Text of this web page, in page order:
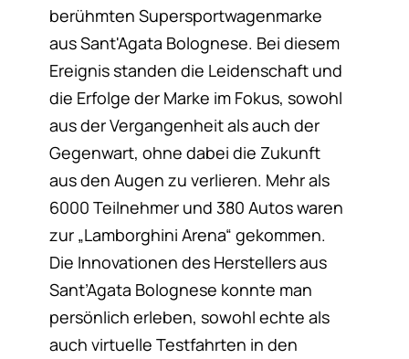
berühmten Supersportwagenmarke
aus Sant'Agata Bolognese. Bei diesem
Ereignis standen die Leidenschaft und
die Erfolge der Marke im Fokus, sowohl
aus der Vergangenheit als auch der
Gegenwart, ohne dabei die Zukunft
aus den Augen zu verlieren. Mehr als
6000 Teilnehmer und 380 Autos waren
zur „Lamborghini Arena“ gekommen.
Die Innovationen des Herstellers aus
Sant’Agata Bolognese konnte man
persönlich erleben, sowohl echte als
auch virtuelle Testfahrten in den